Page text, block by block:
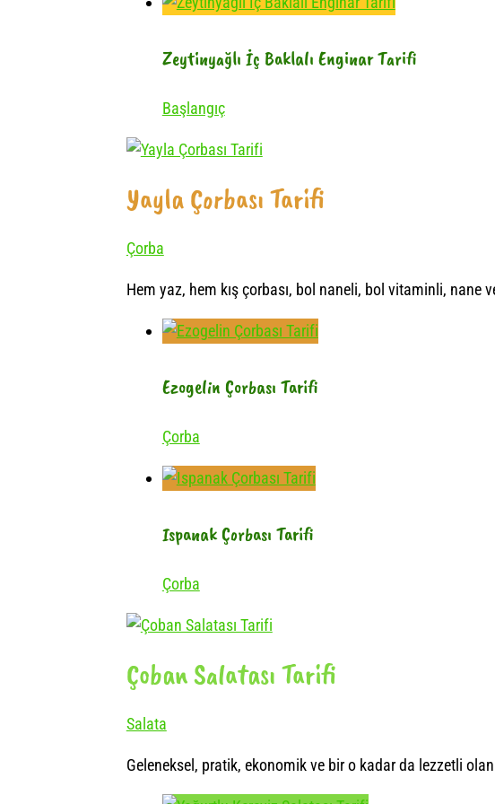
Zeytinyağlı İç Baklalı Enginar Tarifi
Başlangıç
Yayla Çorbası Tarifi
Çorba
Hem yaz, hem kış çorbası, bol naneli, bol vitaminli, nane
Ezogelin Çorbası Tarifi
Çorba
Ispanak Çorbası Tarifi
Çorba
Çoban Salatası Tarifi
Salata
Geleneksel, pratik, ekonomik ve bir o kadar da lezzetli